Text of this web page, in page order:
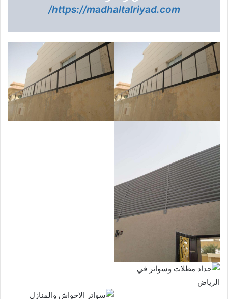
https://madhaltalriyad.com/